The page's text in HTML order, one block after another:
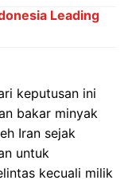
Leading
keputusan ini
bakar minyak
Iran sejak
untuk
kecuali milik